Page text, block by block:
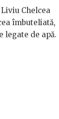
Chelcea
îmbuteliată,
legate de apă.